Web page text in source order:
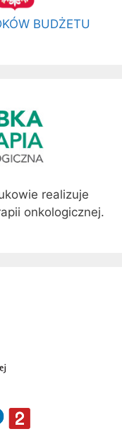
BUDŻETU
realizuje
onkologicznej.